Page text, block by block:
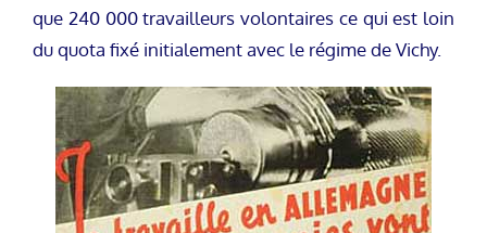
que 240 000 travailleurs volontaires ce qui est loin
du quota fixé initialement avec le régime de Vichy.